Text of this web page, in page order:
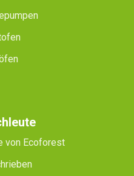
von Ecoforest